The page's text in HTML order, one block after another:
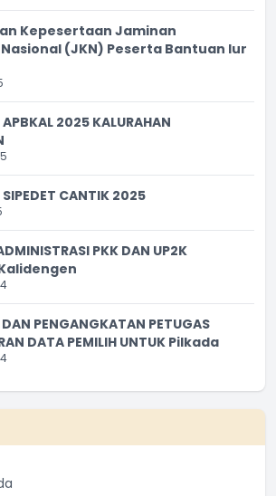
Kepesertaan Jaminan
(JKN) Peserta Bantuan Iur
APBKAL 2025 KALURAHAN
SIPEDET CANTIK 2025
PKK DAN UP2K
PENGANGKATAN PETUGAS
DATA PEMILIH UNTUK Pilkada